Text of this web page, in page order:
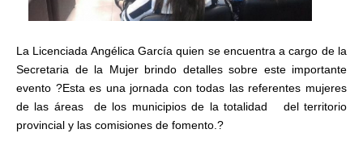
La Licenciada Angélica García quien se encuentra a cargo de la
Secretaria de la Mujer brindo detalles sobre este importante
evento ?Esta es una jornada con todas las referentes mujeres
de las áreas de los municipios de la totalidad del territorio
provincial y las comisiones de fomento.?